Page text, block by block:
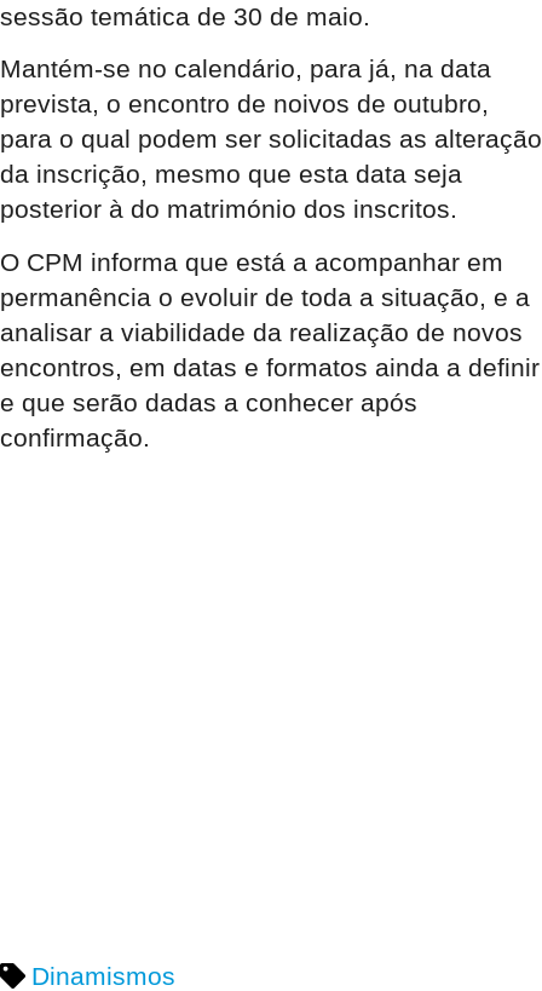
sessão temática de 30 de maio.
Mantém-se no calendário, para já, na data
prevista, o encontro de noivos de outubro,
para o qual podem ser solicitadas as alteração
da inscrição, mesmo que esta data seja
posterior à do matrimónio dos inscritos.
O CPM informa que está a acompanhar em
permanência o evoluir de toda a situação, e a
analisar a viabilidade da realização de novos
encontros, em datas e formatos ainda a definir
e que serão dadas a conhecer após
confirmação.
Dinamismos